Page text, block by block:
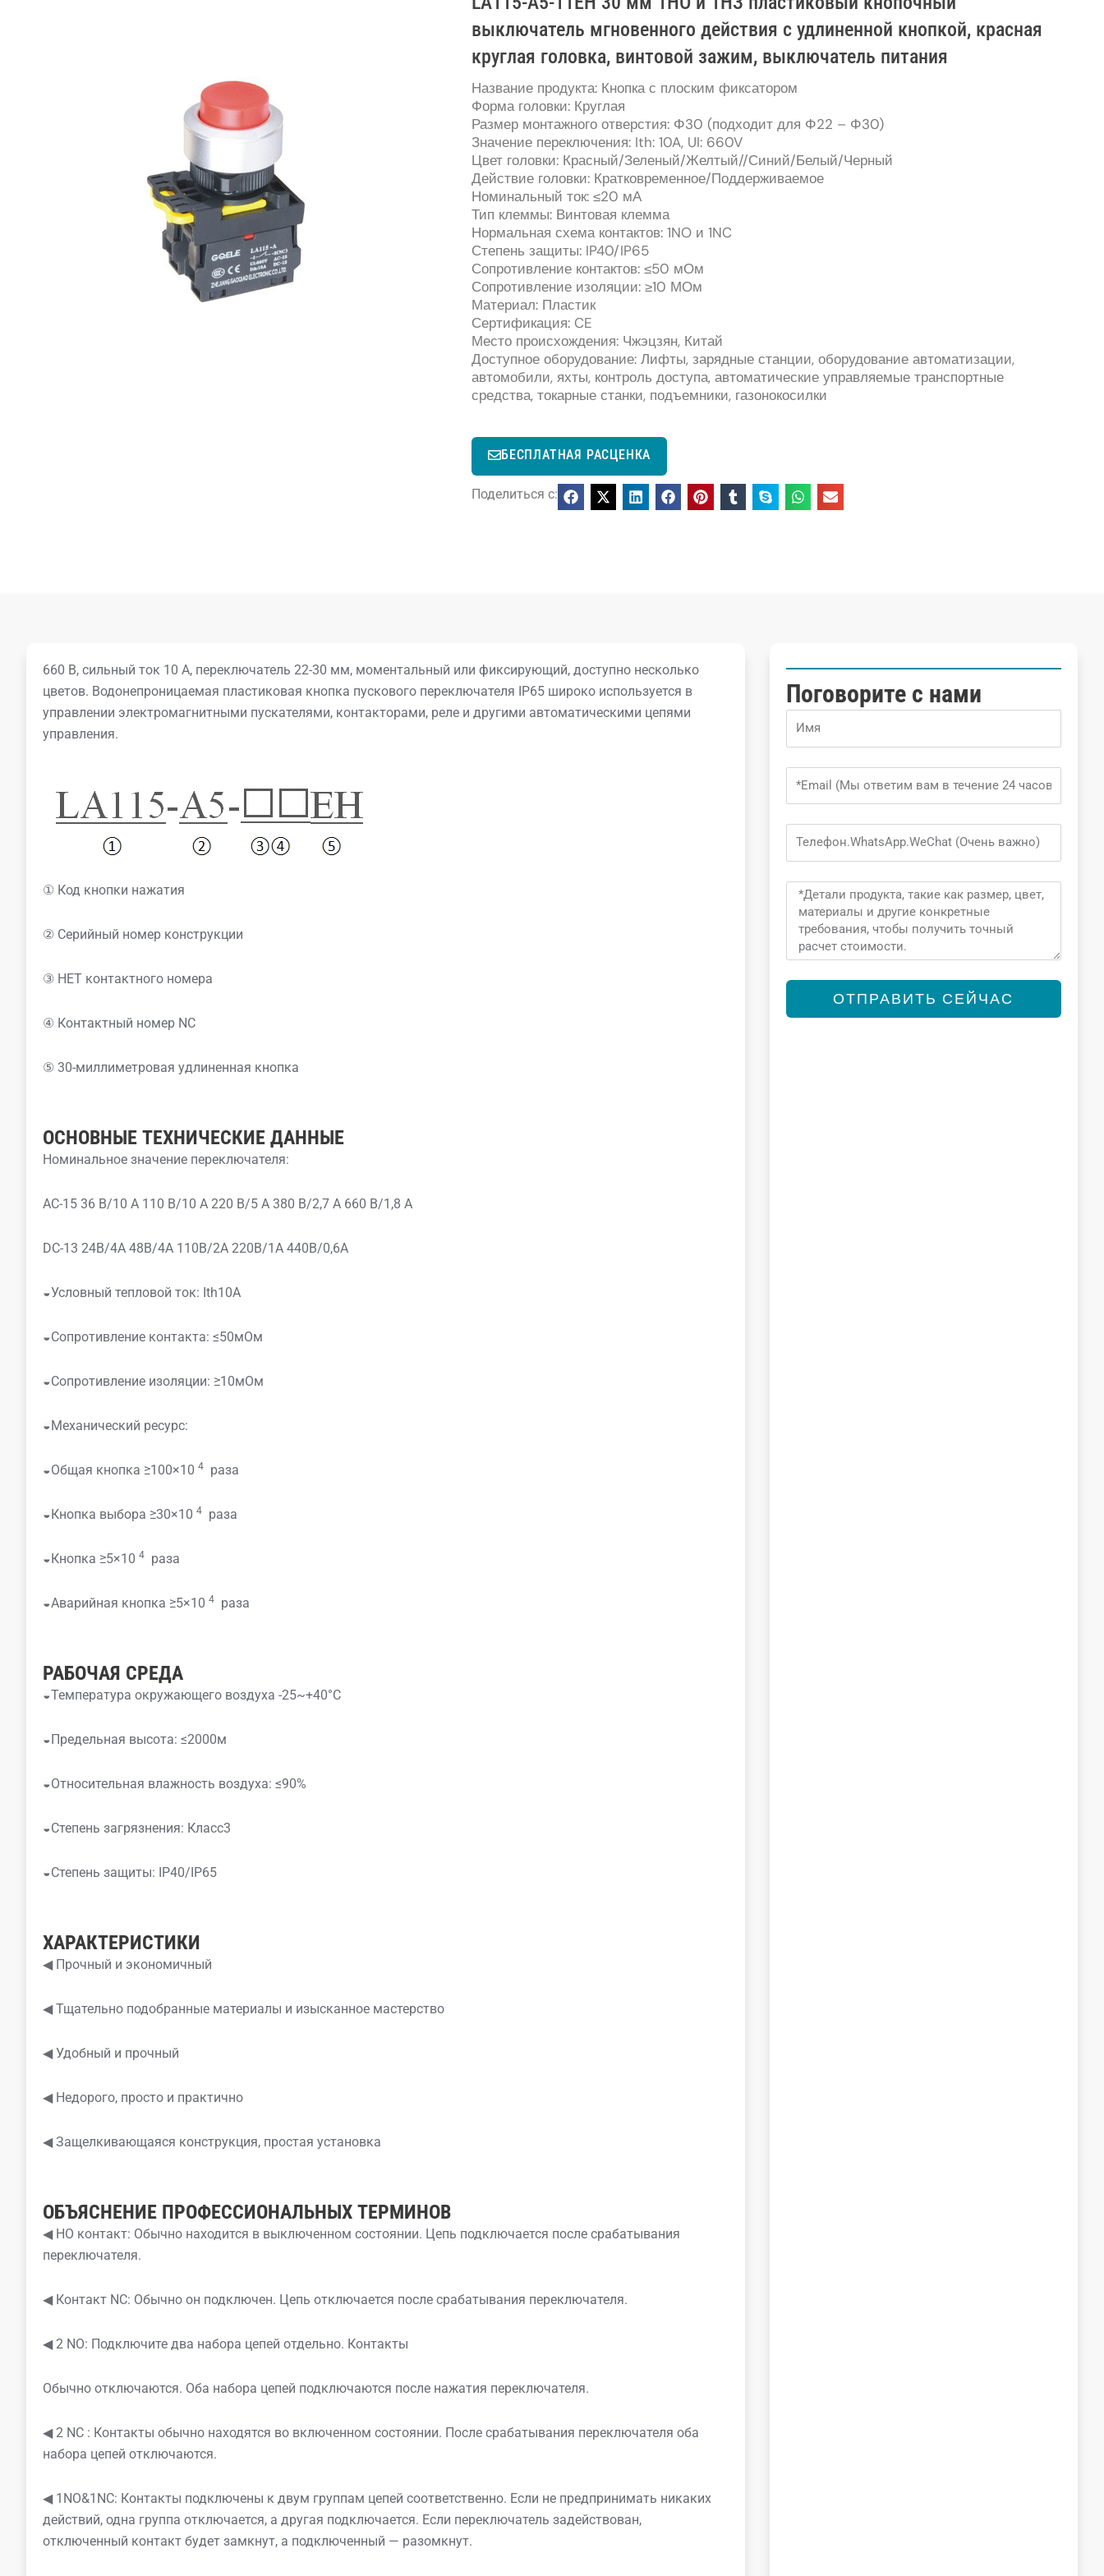
выключатель мгновенного действия с удлиненной кнопкой, красная
круглая головка, винтовой зажим, выключатель питания
Название продукта: Кнопка с плоским фиксатором
Форма головки: Круглая
Размер монтажного отверстия: Φ30 (подходит для Φ22 – Φ30)
Значение переключения: Ith: 10A, UI: 660V
Цвет головки: Красный/Зеленый/Желтый//Синий/Белый/Черный
Действие головки: Кратковременное/Поддерживаемое
Номинальный ток: ≤20 мА
Тип клеммы: Винтовая клемма
Нормальная схема контактов: 1NO и 1NC
Степень защиты: IP40/IP65
Сопротивление контактов: ≤50 мОм
Сопротивление изоляции: ≥10 МОм
Материал: Пластик
Сертификация: CE
Место происхождения: Чжэцзян, Китай
Доступное оборудование: Лифты, зарядные станции, оборудование автоматизации,
автомобили, яхты, контроль доступа, автоматические управляемые транспортные
средства, токарные станки, подъемники, газонокосилки
БЕСПЛАТНАЯ РАСЦЕНКА
Поделиться с:
660 В, сильный ток 10 А, переключатель 22-30 мм, моментальный или фиксирующий, доступно несколько
цветов. Водонепроницаемая пластиковая кнопка пускового переключателя IP65 широко используется в
управлении электромагнитными пускателями, контакторами, реле и другими автоматическими цепями
управления.
① Код кнопки нажатия
② Серийный номер конструкции
③ НЕТ контактного номера
④ Контактный номер NC
⑤ 30-миллиметровая удлиненная кнопка
ОСНОВНЫЕ ТЕХНИЧЕСКИЕ ДАННЫЕ
Номинальное значение переключателя:
AC-15 36 В/10 А 110 В/10 А 220 В/5 А 380 В/2,7 А 660 В/1,8 А
DC-13 24В/4А 48В/4А 110В/2А 220В/1А 440В/0,6А
◒Условный тепловой ток: Ith10A
◒Сопротивление контакта: ≤50мОм
◒Сопротивление изоляции: ≥10мОм
◒Механический ресурс:
◒Общая кнопка ≥100×10 4 раза
◒Кнопка выбора ≥30×10 4 раза
◒Кнопка ≥5×10 4 раза
◒Аварийная кнопка ≥5×10 4 раза
РАБОЧАЯ СРЕДА
◒Температура окружающего воздуха -25~+40°C
◒Предельная высота: ≤2000м
◒Относительная влажность воздуха: ≤90%
◒Степень загрязнения: Класс3
◒Степень защиты: IP40/IP65
ХАРАКТЕРИСТИКИ
◀ Прочный и экономичный
◀ Тщательно подобранные материалы и изысканное мастерство
◀ Удобный и прочный
◀ Недорого, просто и практично
◀ Защелкивающаяся конструкция, простая установка
ОБЪЯСНЕНИЕ ПРОФЕССИОНАЛЬНЫХ ТЕРМИНОВ
◀ НО контакт: Обычно находится в выключенном состоянии. Цепь подключается после срабатывания
переключателя.
◀ Контакт NC: Обычно он подключен. Цепь отключается после срабатывания переключателя.
◀ 2 NO: Подключите два набора цепей отдельно. Контакты
Обычно отключаются. Оба набора цепей подключаются после нажатия переключателя.
◀ 2 NC : Контакты обычно находятся во включенном состоянии. После срабатывания переключателя оба
набора цепей отключаются.
◀ 1NO&1NC: Контакты подключены к двум группам цепей соответственно. Если не предпринимать никаких
действий, одна группа отключается, а другая подключается. Если переключатель задействован,
отключенный контакт будет замкнут, а подключенный — разомкнут.
Поговорите с нами
Name
Phone
Message
ОТПРАВИТЬ СЕЙЧАС